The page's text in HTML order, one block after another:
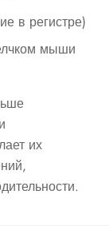
в регистре)
мыши
их